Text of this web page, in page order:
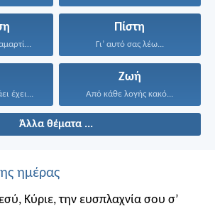
Αυτός σήκωσε τις αμαρτίες...
Πίστη
Γι’ αυτό σας λέω...
έχει...
Ζωή
Από κάθε λογής κακό...
Άλλα θέματα ...
ημέρας
Κύριε, την ευσπλαχνία σου σ’